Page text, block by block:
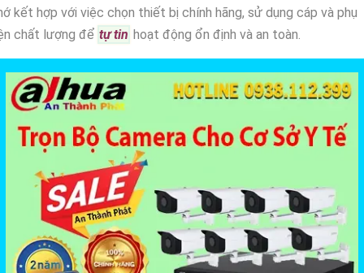
kết hợp với việc chọn thiết bị chính hãng, sử dụng cáp và phụ
chất lượng để tự tin hoạt động ổn định và an toàn.